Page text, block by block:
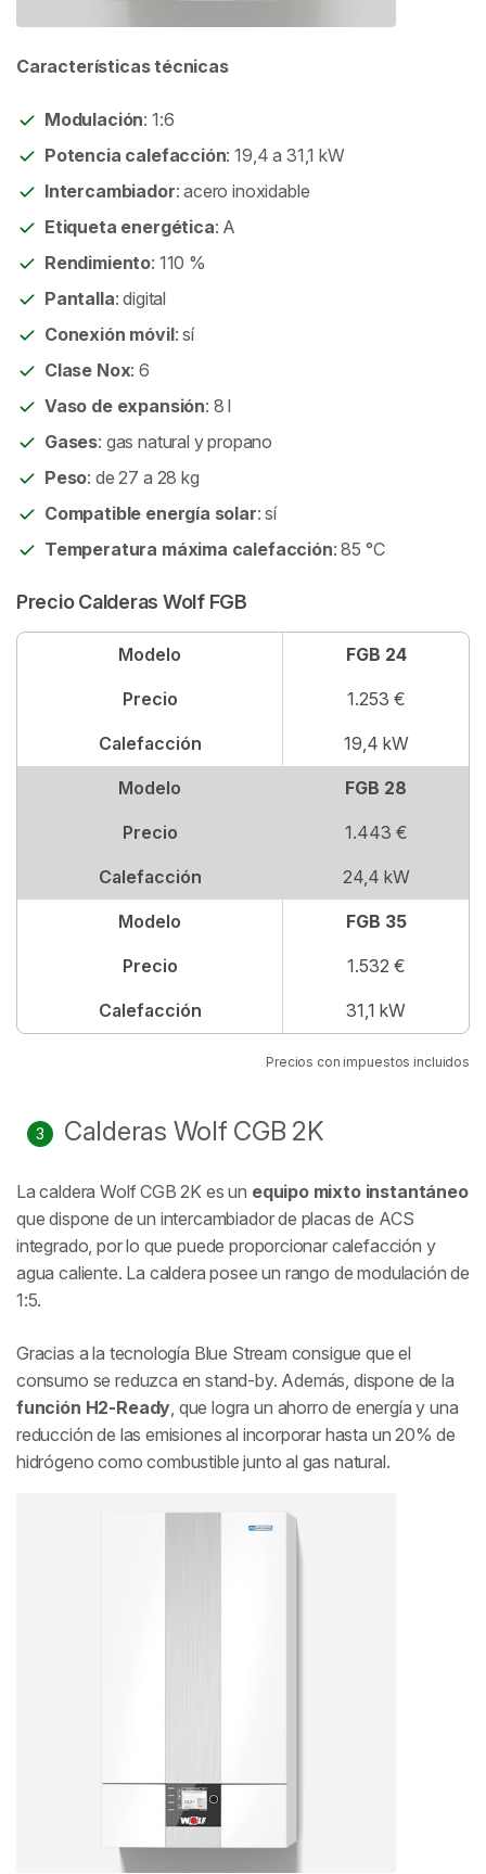
Características técnicas
Modulación: 1:6
Potencia calefacción: 19,4 a 31,1 kW
Intercambiador: acero inoxidable
Etiqueta energética: A
Rendimiento: 110 %
Pantalla: digital
Conexión móvil: sí
Clase Nox: 6
Vaso de expansión: 8 l
Gases: gas natural y propano
Peso: de 27 a 28 kg
Compatible energía solar: sí
Temperatura máxima calefacción: 85 °C
Precio Calderas Wolf FGB
Modelo FGB 24
Precio 1.253 €
Calefacción 19,4 kW
Modelo FGB 28
Precio 1.443 €
Calefacción 24,4 kW
Modelo FGB 35
Precio 1.532 €
Calefacción 31,1 kW
Precios con impuestos incluidos
Calderas Wolf CGB 2K
La caldera Wolf CGB 2K es un equipo mixto instantáneo
que dispone de un intercambiador de placas de ACS
integrado, por lo que puede proporcionar calefacción y
agua caliente. La caldera posee un rango de modulación de
1:5.
Gracias a la tecnología Blue Stream consigue que el
consumo se reduzca en stand-by. Además, dispone de la
función H2-Ready, que logra un ahorro de energía y una
reducción de las emisiones al incorporar hasta un 20% de
hidrógeno como combustible junto al gas natural.